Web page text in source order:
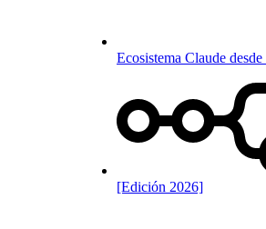
Ecosistema Claude
[Edición 2026]